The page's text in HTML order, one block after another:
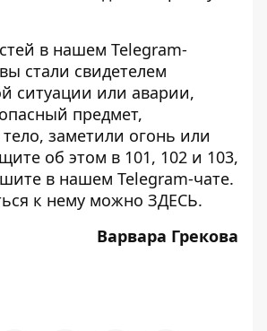
в нашем Telegram-
стали свидетелем
ситуации или аварии,
предмет,
заметили огонь или
об этом в 101, 102 и 103,
в нашем Telegram-чате.
к нему можно ЗДЕСЬ.
Варвара Грекова